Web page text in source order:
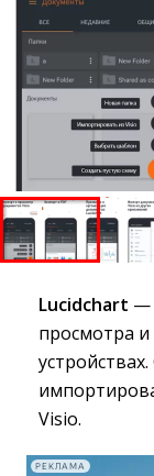
Lucidchart —
просмотра
Visio.
РЕКЛАМА